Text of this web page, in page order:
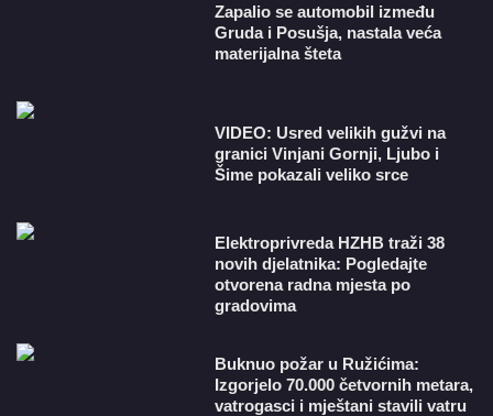
Zapalio se automobil između
Gruda i Posušja, nastala veća
materijalna šteta
VIDEO: Usred velikih gužvi na
granici Vinjani Gornji, Ljubo i
Šime pokazali veliko srce
​Elektroprivreda HZHB traži 38
novih djelatnika: Pogledajte
otvorena radna mjesta po
gradovima
Buknuo požar u Ružićima:
Izgorjelo 70.000 četvornih metara,
vatrogasci i mještani stavili vatru